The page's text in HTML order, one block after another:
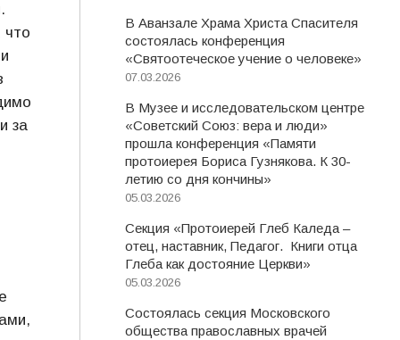
что
за
В Аванзале Храма Христа Спасителя
состоялась конференция
«Святоотеческое учение о человеке»
07.03.2026
В Музее и исследовательском центре
«Советский Союз: вера и люди»
прошла конференция «Памяти
протоиерея Бориса Гузнякова. К 30-
летию со дня кончины»
05.03.2026
Секция «Протоиерей Глеб Каледа –
отец, наставник, Педагог. Книги отца
Глеба как достояние Церкви»
05.03.2026
Состоялась секция Московского
общества православных врачей